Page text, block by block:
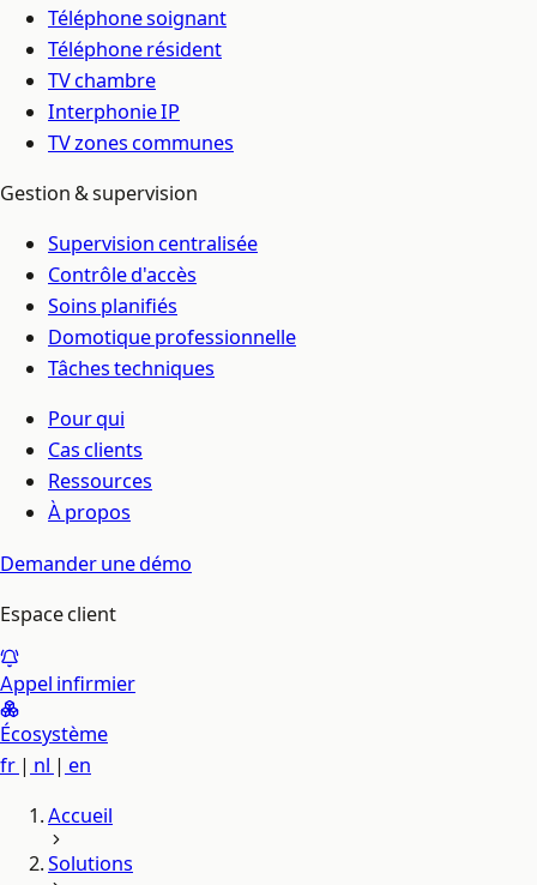
Téléphone soignant
Téléphone résident
TV chambre
Interphonie IP
TV zones communes
Gestion & supervision
Supervision centralisée
Contrôle d'accès
Soins planifiés
Domotique professionnelle
Tâches techniques
Pour qui
Cas clients
Ressources
À propos
Demander une démo
Espace client
Appel infirmier
Écosystème
fr | nl | en
Accueil
Solutions